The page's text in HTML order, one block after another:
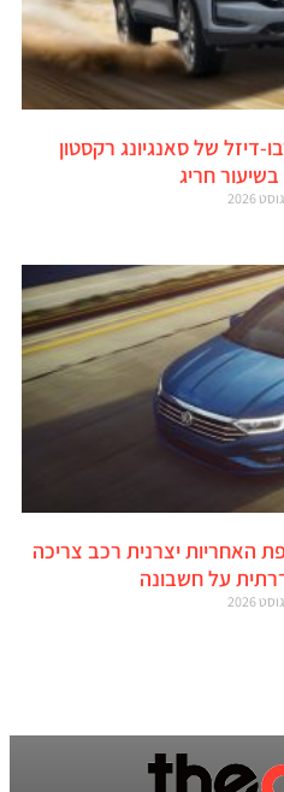
דיזל של סאנגיונג רקסטון
חריג
האחריות יצרנית רכב צריכה
על חשבונה